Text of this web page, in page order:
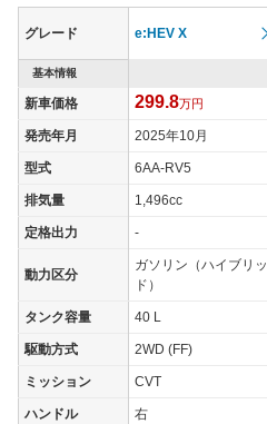
グレード e:HEV X
基本情報
新車価格 299.8万円
発売年月 2025年10月
型式 6AA-RV5
排気量 1,496cc
定格出力 -
動力区分
ガソリン（ハイブリッ
ド）
タンク容量 40 L
駆動方式 2WD (FF)
ミッション CVT
ハンドル 右